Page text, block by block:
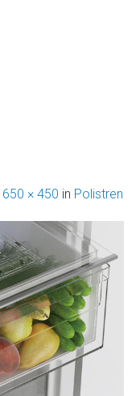
650 × 450 in Polistren